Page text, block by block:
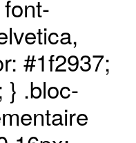
#1f2937;
} .bloc-